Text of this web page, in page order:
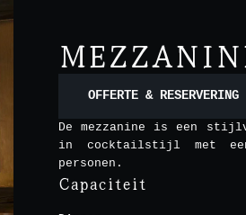
OFFERTE & RESERVERING
De mezzanine is een
in cocktailstijl met
personen.
Capaciteit